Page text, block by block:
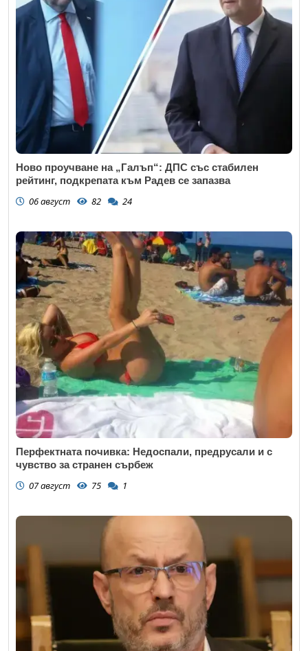
Ново проучване на „Галъп“: ДПС със стабилен
рейтинг, подкрепата към Радев се запазва
06 август 82 24
Перфектната почивка: Недоспали, предрусали и с
чувство за странен сърбеж
07 август 75 1